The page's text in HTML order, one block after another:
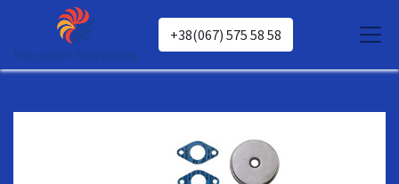
+38(067) 575 58 58